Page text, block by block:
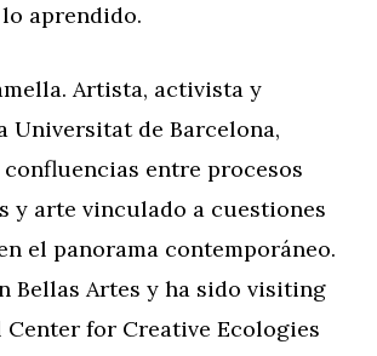
aprendido.
Artista, activista y
Universitat de Barcelona,
entre procesos
y arte vinculado a cuestiones
el panorama contemporáneo.
Bellas Artes y ha sido visiting
Center for Creative Ecologies